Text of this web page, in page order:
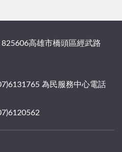
高雄市橋頭區經武路
為民服務中心電話